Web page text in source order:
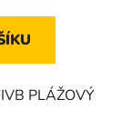
PLÁŽOVÝ